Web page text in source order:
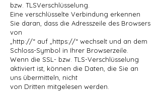
bzw. TLSVerschlüsselung.
Eine verschlüsselte Verbindung erkennen
Sie daran, dass die Adresszeile des Browsers
von
„http://“ auf „https://“ wechselt und an dem
Schloss-Symbol in Ihrer Browserzeile.
Wenn die SSL- bzw. TLS-Verschlüsselung
aktiviert ist, können die Daten, die Sie an
uns übermitteln, nicht
von Dritten mitgelesen werden.